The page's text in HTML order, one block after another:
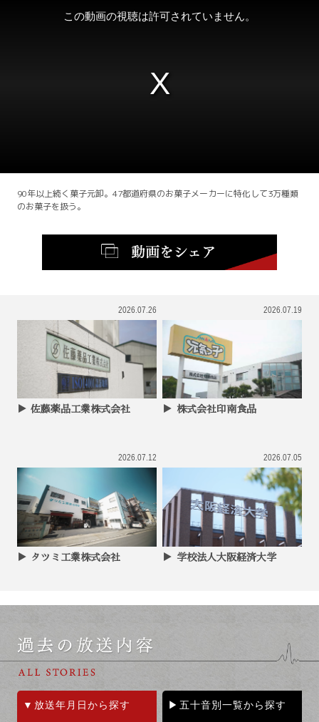
この動画の視聴は許可されていません。
90年以上続く菓子元卸。47都道府県のお菓子メーカーに特化して3万種類
のお菓子を扱う。
2026.07.26
佐藤薬品工業株式会社
2026.07.19
株式会社印南食品
2026.07.12
タツミ工業株式会社
2026.07.05
学校法人大阪経済大学
放送年月日から探す 五十音別一覧から探す